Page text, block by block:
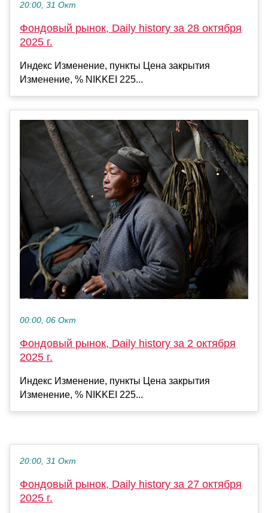
20:00, 31 Окт
Фондовый рынок, Daily history за 28 октября
2025 г.
Индекс Изменение, пункты Цена закрытия
Изменение, % NIKKEI 225...
00:00, 06 Окт
Фондовый рынок, Daily history за 2 октября
2025 г.
Индекс Изменение, пункты Цена закрытия
Изменение, % NIKKEI 225...
20:00, 31 Окт
Фондовый рынок, Daily history за 27 октября
2025 г.